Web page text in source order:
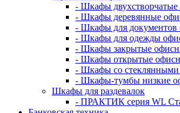
- Шкафы
- Шкафы деревянные
- Шкафы для документов
- Шкафы для одежды
- Шкафы закрытые
- Шкафы открытые
- Шкафы со стеклянными
- Шкафы-тумбы низкие
Шкафы для раздевалок
- ПРАКТИК серия WL